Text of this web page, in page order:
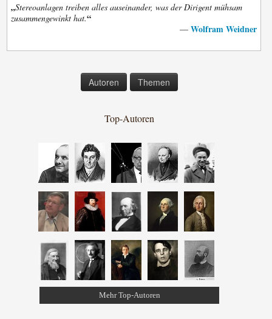
„Stereoanlagen treiben alles auseinander, was der Dirigent mühsam
zusammengewinkt hat.“
— Wolfram Weidner
Autoren Themen
Top-Autoren
Mehr Top-Autoren